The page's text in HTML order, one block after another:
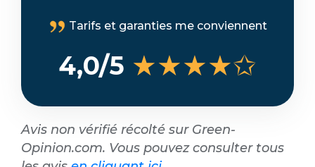
Tarifs et garanties me conviennent
4,0/5 ★★★★✩
Avis non vérifié récolté sur Green-
Opinion.com. Vous pouvez consulter tous